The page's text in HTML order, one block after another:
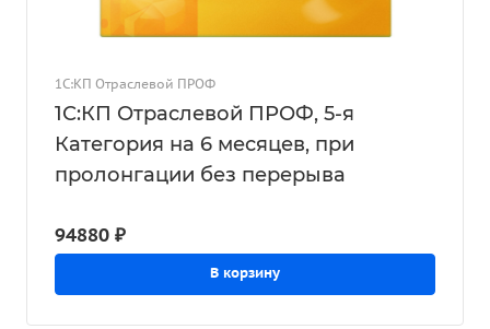
1С:КП Отраслевой ПРОФ
1С:КП Отраслевой ПРОФ, 5-я
Категория на 6 месяцев, при
пролонгации без перерыва
94880 ₽
В корзину